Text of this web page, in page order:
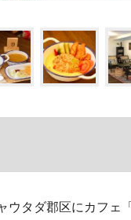
ウタダ郡区にカフ